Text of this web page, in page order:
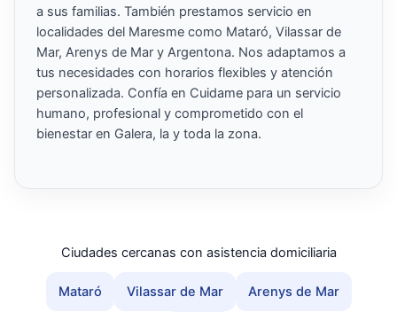
a sus familias. También prestamos servicio en
localidades del Maresme como Mataró, Vilassar de
Mar, Arenys de Mar y Argentona. Nos adaptamos a
tus necesidades con horarios flexibles y atención
personalizada. Confía en Cuidame para un servicio
humano, profesional y comprometido con el
bienestar en Galera, la y toda la zona.
Ciudades cercanas con asistencia domiciliaria
Mataró Vilassar de Mar Arenys de Mar